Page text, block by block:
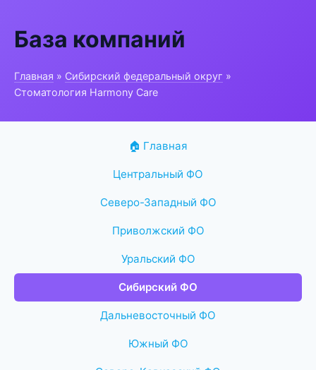
База компаний
Главная » Сибирский федеральный округ »
Стоматология Harmony Care
🏠 Главная
Центральный ФО
Северо-Западный ФО
Приволжский ФО
Уральский ФО
Сибирский ФО
Дальневосточный ФО
Южный ФО